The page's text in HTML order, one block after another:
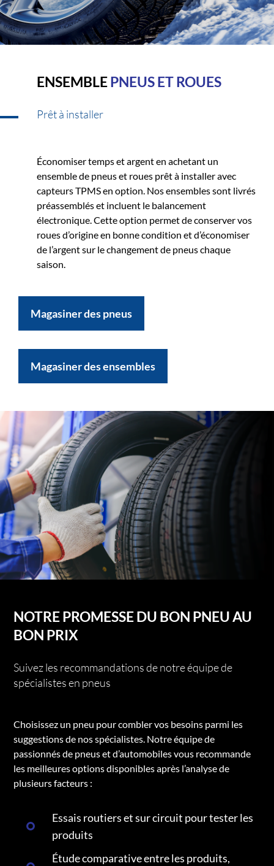
ENSEMBLEPNEUS ET ROUES
Prêt à installer
Économiser temps et argent en achetant un
ensemble de pneus et roues prêt à installer avec
capteurs TPMS en option. Nos ensembles sont livrés
préassemblés et incluent le balancement
électronique. Cette option permet de conserver vos
roues d’origine en bonne condition et d’économiser
de l’argent sur le changement de pneus chaque
saison.
Magasiner des pneus
Magasiner des ensembles
NOTRE PROMESSE DU BON PNEU AU
BON PRIX
Suivez les recommandations de notre équipe de
spécialistes en pneus
Choisissez un pneu pour combler vos besoins parmi les
suggestions de nos spécialistes. Notre équipe de
passionnés de pneus et d’automobiles vous recommande
les meilleures options disponibles après l’analyse de
plusieurs facteurs :
Essais routiers et sur circuit pour tester les
produits
Étude comparative entre les produits,